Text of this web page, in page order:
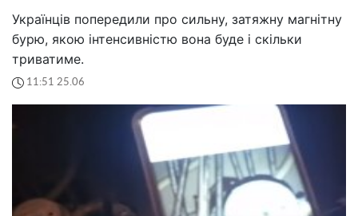
Українців попередили про сильну, затяжну магнітну
бурю, якою інтенсивністю вона буде і скільки
триватиме.
11:51 25.06